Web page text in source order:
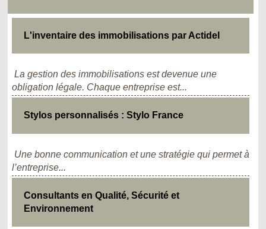
L'inventaire des immobilisations par Actidel
La gestion des immobilisations est devenue une
obligation légale. Chaque entreprise est...
Stylos personnalisés : Stylo France
Une bonne communication et une stratégie qui permet à
l’entreprise...
Consultants en Qualité, Sécurité et
Environnement